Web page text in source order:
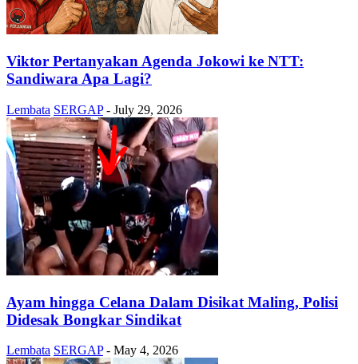
Viktor Pertanyakan Agenda Jokowi ke NTT:
Sandiwara Apa Lagi?
Lembata SERGAP - July 29, 2026
Ayam hingga Celana Dalam Disikat Maling, Polisi
Didesak Bongkar Sindikat
Lembata SERGAP - May 4, 2026